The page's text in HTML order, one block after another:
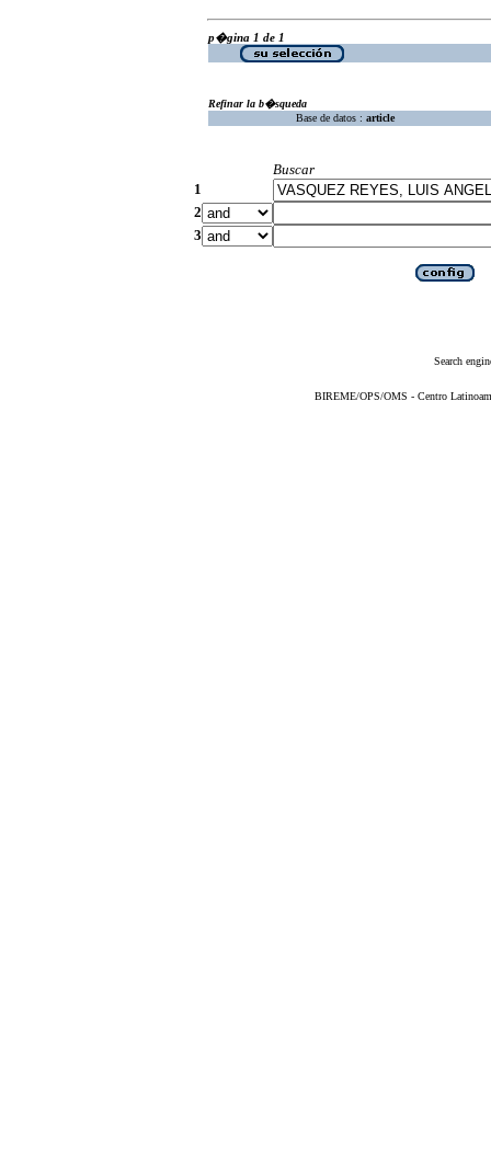
p�gina 1 de 1
Refinar la b�squeda
Base de datos : article
Buscar
1
2
3
Search
BIREME/OPS/OMS - Centro